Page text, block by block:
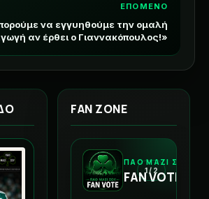
ΕΠΟΜΕΝΟ
να εγγυηθούμε την ομαλή
αν έρθει ο Γιαννακόπουλος!»
FAN ZONE
ΠΑΟ ΜΑΖΙ ΣΟΥ
FAN VOTE
1 / 2